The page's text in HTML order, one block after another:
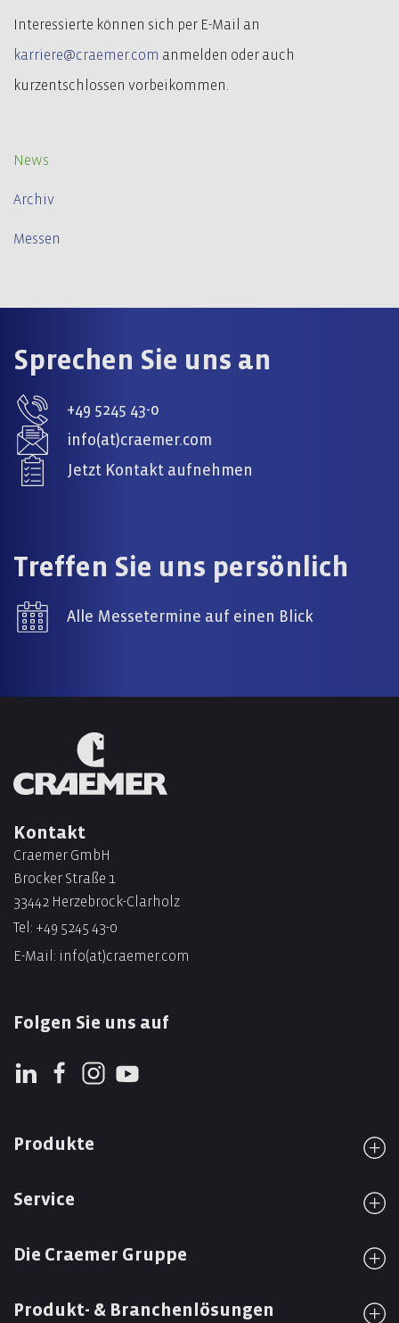
News
Archiv
Messen
Interessierte können sich per E-Mail an
karriere@craemer.com anmelden oder auch
kurzentschlossen vorbeikommen.
Sprechen Sie uns an
+49 5245 43-0
info(at)craemer.com
Jetzt Kontakt aufnehmen
Treffen Sie uns persönlich
Alle Messetermine auf einen Blick
Kontakt
Craemer GmbH
Brocker Straße 1
33442 Herzebrock-Clarholz
Tel: +49 5245 43-0
E-Mail: info(at)craemer.com
Folgen Sie uns auf
Produkte
Service
Die Craemer Gruppe
Produkt- & Branchenlösungen